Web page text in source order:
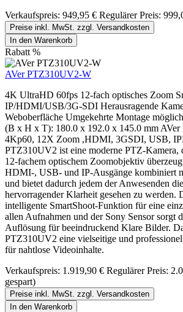
Verkaufspreis: 949,95 € Regulärer Preis:
Preise inkl. MwSt. zzgl. Versandkosten
In den Warenkorb
Rabatt %
AVer PTZ310UV2-W
4K UltraHD 60fps 12-fach optisches Zoom
IP/HDMI/USB/3G-SDI Herausragende
Weboberfläche Umgekehrte Montage
(B x H x T): 180.0 x 192.0 x 145.0 mm
4Kp60, 12X Zoom ,HDMI, 3GSDI, USB,
PTZ310UV2 ist eine moderne PTZ-Kamera,
12-fachem optischem Zoomobjektiv
HDMI-, USB- und IP-Ausgänge kombiniert
und bietet dadurch jedem der Anwesenden
hervorragender Klarheit gesehen zu werden.
intelligente SmartShoot-Funktion für eine
allen Aufnahmen und der Sony Sensor sorgt
Auflösung für beeindruckend Klare Bilder.
PTZ310UV2 eine vielseitige und
für nahtlose Videoinhalte.
Verkaufspreis: 1.919,90 € Regulärer Preis:
gespart)
Preise inkl. MwSt. zzgl. Versandkosten
In den Warenkorb